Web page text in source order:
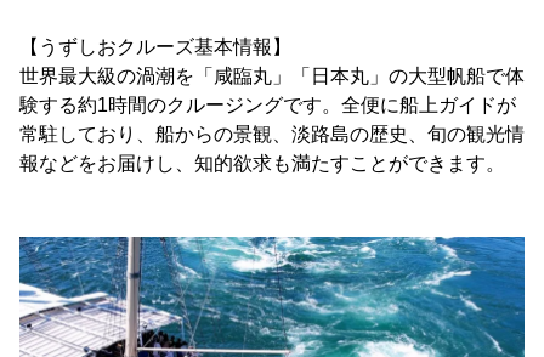
【うずしおクルーズ基本情報】
世界最大級の渦潮を「咸臨丸」「日本丸」の大型帆船で体
験する約1時間のクルージングです。全便に船上ガイドが
常駐しており、船からの景観、淡路島の歴史、旬の観光情
報などをお届けし、知的欲求も満たすことができます。